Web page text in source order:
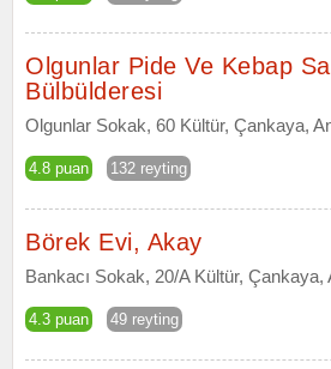
Olgunlar Pide Ve Kebap
Bülbülderesi
Olgunlar Sokak, 60 Kültür, Çankaya,
4.8 puan 132 reyting
Börek Evi, Akay
Bankacı Sokak, 20/A Kültür, Çankaya,
4.3 puan 49 reyting